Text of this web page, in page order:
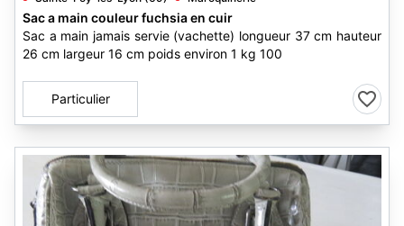
Sac a main couleur fuchsia en cuir
Sac a main jamais servie (vachette) longueur 37 cm hauteur
26 cm largeur 16 cm poids environ 1 kg 100
Particulier